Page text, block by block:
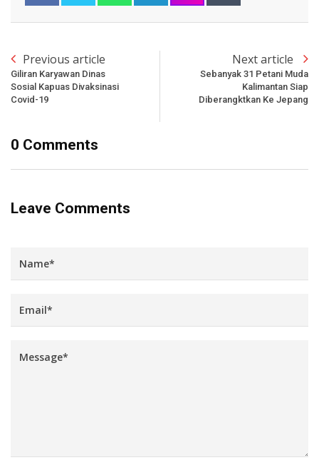
Previous article
Giliran Karyawan Dinas
Sosial Kapuas Divaksinasi
Covid-19
Next article
Sebanyak 31 Petani Muda
Kalimantan Siap
Diberangktkan Ke Jepang
0 Comments
Leave Comments